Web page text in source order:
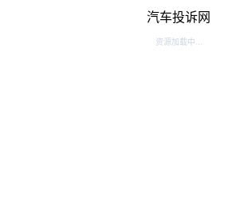
汽车投诉网
资源加载中...